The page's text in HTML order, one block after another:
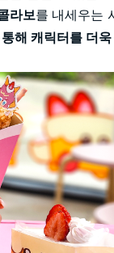
라보를 내세우는
해 캐릭터를 더욱